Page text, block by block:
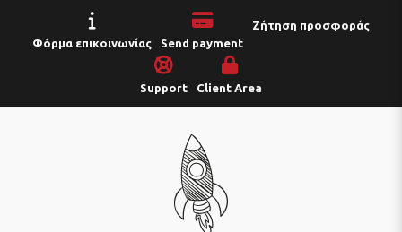
Φόρμα επικοινωνίας Send payment
Ζήτηση προσφοράς
Support Client Area